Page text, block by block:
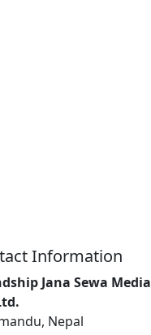
Information
Jana Sewa Media
Nepal